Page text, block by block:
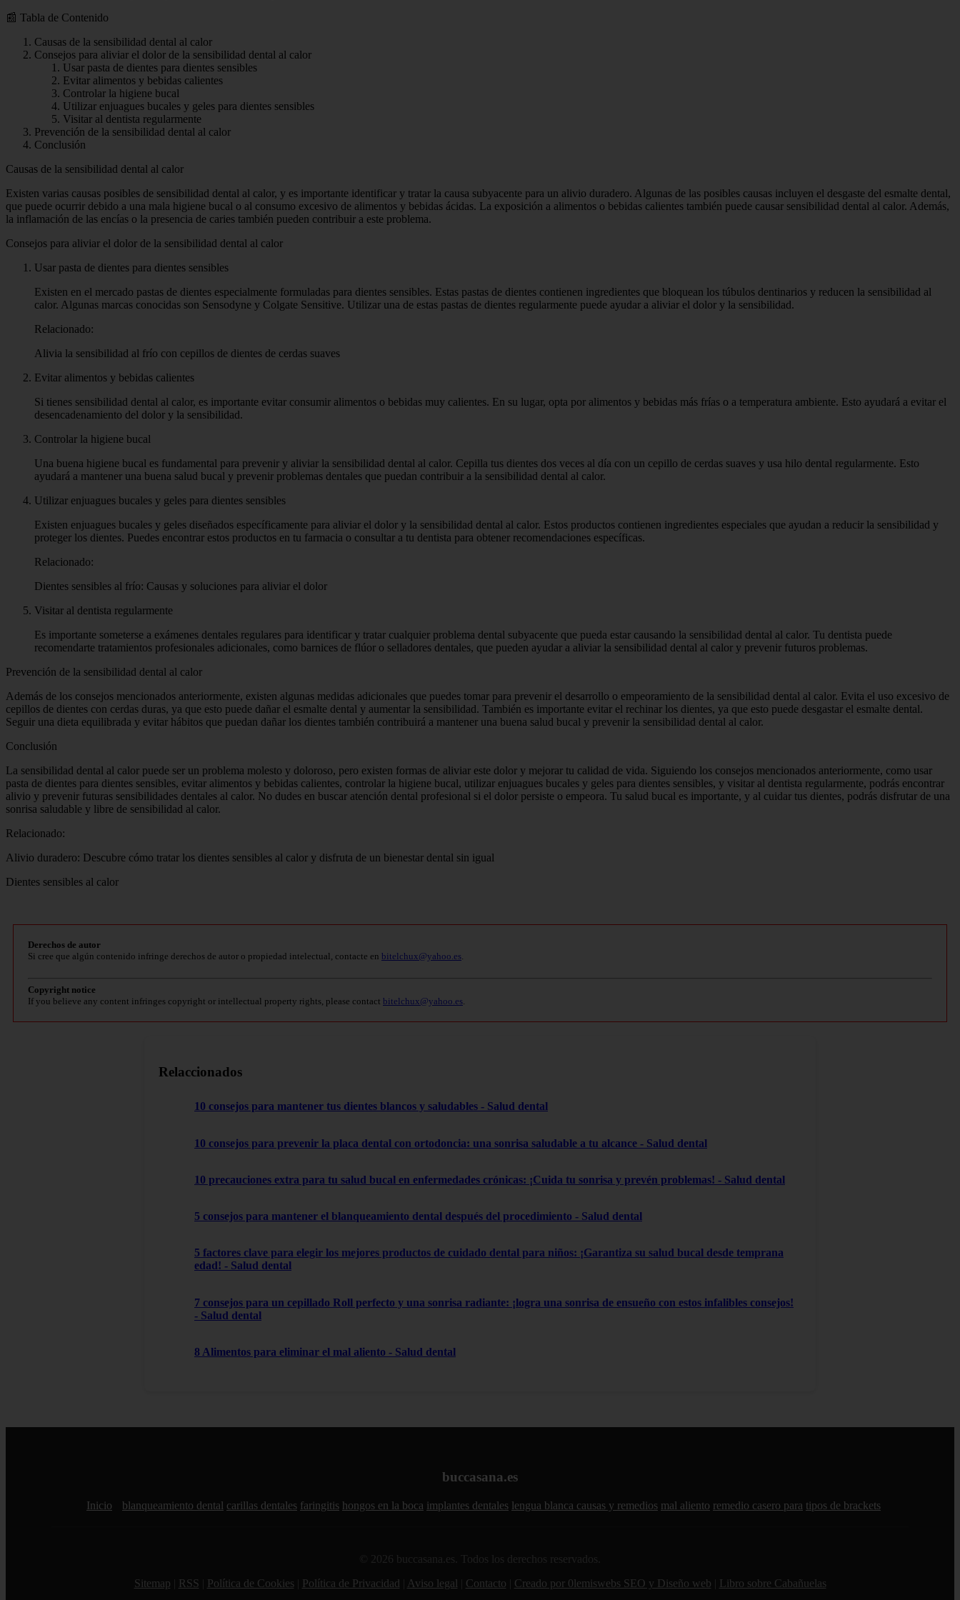
📰 Tabla de Contenido
Causas de la sensibilidad dental al calor
Consejos para aliviar el dolor de la sensibilidad dental al calor
Usar pasta de dientes para dientes sensibles
Evitar alimentos y bebidas calientes
Controlar la higiene bucal
Utilizar enjuagues bucales y geles para dientes sensibles
Visitar al dentista regularmente
Prevención de la sensibilidad dental al calor
Conclusión
Causas de la sensibilidad dental al calor
Existen varias causas posibles de sensibilidad dental al calor, y es importante identificar y tratar la causa subyacente para un alivio duradero. Algunas de las posibles causas incluyen el desgaste del esmalte dental,
que puede ocurrir debido a una mala higiene bucal o al consumo excesivo de alimentos y bebidas ácidas. La exposición a alimentos o bebidas calientes también puede causar sensibilidad dental al calor. Además,
la inflamación de las encías o la presencia de caries también pueden contribuir a este problema.
Consejos para aliviar el dolor de la sensibilidad dental al calor
Usar pasta de dientes para dientes sensibles
Existen en el mercado pastas de dientes especialmente formuladas para dientes sensibles. Estas pastas de dientes contienen ingredientes que bloquean los túbulos dentinarios y reducen la sensibilidad al
calor. Algunas marcas conocidas son Sensodyne y Colgate Sensitive. Utilizar una de estas pastas de dientes regularmente puede ayudar a aliviar el dolor y la sensibilidad.
Relacionado:
Alivia la sensibilidad al frío con cepillos de dientes de cerdas suaves
Evitar alimentos y bebidas calientes
Si tienes sensibilidad dental al calor, es importante evitar consumir alimentos o bebidas muy calientes. En su lugar, opta por alimentos y bebidas más frías o a temperatura ambiente. Esto ayudará a evitar el
desencadenamiento del dolor y la sensibilidad.
Controlar la higiene bucal
Una buena higiene bucal es fundamental para prevenir y aliviar la sensibilidad dental al calor. Cepilla tus dientes dos veces al día con un cepillo de cerdas suaves y usa hilo dental regularmente. Esto
ayudará a mantener una buena salud bucal y prevenir problemas dentales que puedan contribuir a la sensibilidad dental al calor.
Utilizar enjuagues bucales y geles para dientes sensibles
Existen enjuagues bucales y geles diseñados específicamente para aliviar el dolor y la sensibilidad dental al calor. Estos productos contienen ingredientes especiales que ayudan a reducir la sensibilidad y
proteger los dientes. Puedes encontrar estos productos en tu farmacia o consultar a tu dentista para obtener recomendaciones específicas.
Relacionado:
Dientes sensibles al frío: Causas y soluciones para aliviar el dolor
Visitar al dentista regularmente
Es importante someterse a exámenes dentales regulares para identificar y tratar cualquier problema dental subyacente que pueda estar causando la sensibilidad dental al calor. Tu dentista puede
recomendarte tratamientos profesionales adicionales, como barnices de flúor o selladores dentales, que pueden ayudar a aliviar la sensibilidad dental al calor y prevenir futuros problemas.
Prevención de la sensibilidad dental al calor
Además de los consejos mencionados anteriormente, existen algunas medidas adicionales que puedes tomar para prevenir el desarrollo o empeoramiento de la sensibilidad dental al calor. Evita el uso excesivo de
cepillos de dientes con cerdas duras, ya que esto puede dañar el esmalte dental y aumentar la sensibilidad. También es importante evitar el rechinar los dientes, ya que esto puede desgastar el esmalte dental.
Seguir una dieta equilibrada y evitar hábitos que puedan dañar los dientes también contribuirá a mantener una buena salud bucal y prevenir la sensibilidad dental al calor.
Conclusión
La sensibilidad dental al calor puede ser un problema molesto y doloroso, pero existen formas de aliviar este dolor y mejorar tu calidad de vida. Siguiendo los consejos mencionados anteriormente, como usar
pasta de dientes para dientes sensibles, evitar alimentos y bebidas calientes, controlar la higiene bucal, utilizar enjuagues bucales y geles para dientes sensibles, y visitar al dentista regularmente, podrás encontrar
alivio y prevenir futuras sensibilidades dentales al calor. No dudes en buscar atención dental profesional si el dolor persiste o empeora. Tu salud bucal es importante, y al cuidar tus dientes, podrás disfrutar de una
sonrisa saludable y libre de sensibilidad al calor.
Relacionado:
Alivio duradero: Descubre cómo tratar los dientes sensibles al calor y disfruta de un bienestar dental sin igual
Dientes sensibles al calor
Derechos de autor
Si cree que algún contenido infringe derechos de autor o propiedad intelectual, contacte en bitelchux@yahoo.es
Copyright notice
If you believe any content infringes copyright or intellectual property rights, please contact bitelchux@yahoo.es
Relaccionados
10 consejos para mantener tus dientes blancos y saludables - Salud dental
10 consejos para prevenir la placa dental con ortodoncia: una sonrisa saludable a tu alcance - Salud dental
10 precauciones extra para tu salud bucal en enfermedades crónicas: ¡Cuida tu sonrisa y prevén problemas! - Salud dental
5 consejos para mantener el blanqueamiento dental después del procedimiento - Salud dental
5 factores clave para elegir los mejores productos de cuidado dental para niños: ¡Garantiza su salud bucal desde temprana
edad! - Salud dental
7 consejos para un cepillado Roll perfecto y una sonrisa radiante: ¡logra una sonrisa de ensueño con estos infalibles consejos!
- Salud dental
8 Alimentos para eliminar el mal aliento - Salud dental
buccasana.es
Inicio blanqueamiento dental carillas dentales faringitis hongos en la boca implantes dentales lengua blanca causas y remedios mal aliento remedio casero para tipos de brackets
© 2026 buccasana.es. Todos los derechos reservados.
Sitemap
RSS Política de Cookies Política de Privacidad Aviso legal Contacto Creado por 0lemiswebs SEO y Diseño web Libro sobre Cabañuelas